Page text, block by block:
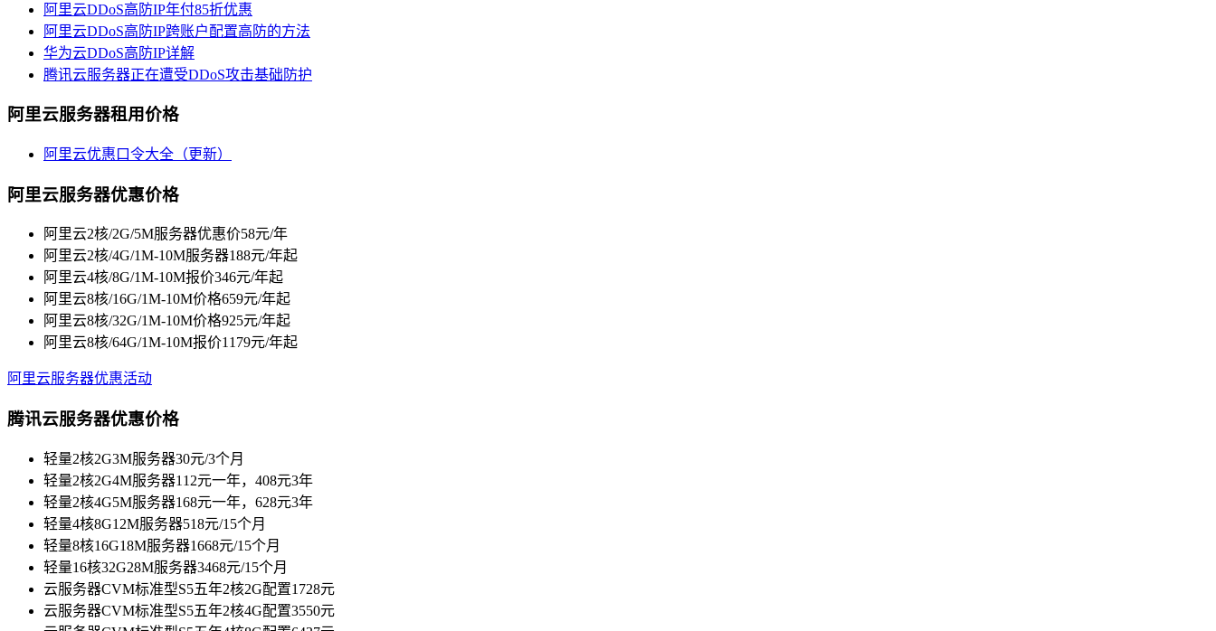
阿里云DDoS高防IP年付85折优惠
阿里云DDoS高防IP跨账户配置高防的方法
华为云DDoS高防IP详解
腾讯云服务器正在遭受DDoS攻击基础防护
阿里云服务器租用价格
阿里云优惠口令大全（更新）
阿里云服务器优惠价格
阿里云2核/2G/5M服务器优惠价58元/年
阿里云2核/4G/1M-10M服务器188元/年起
阿里云4核/8G/1M-10M报价346元/年起
阿里云8核/16G/1M-10M价格659元/年起
阿里云8核/32G/1M-10M价格925元/年起
阿里云8核/64G/1M-10M报价1179元/年起
阿里云服务器优惠活动
腾讯云服务器优惠价格
轻量2核2G3M服务器30元/3个月
轻量2核2G4M服务器112元一年，408元3年
轻量2核4G5M服务器168元一年，628元3年
轻量4核8G12M服务器518元/15个月
轻量8核16G18M服务器1668元/15个月
轻量16核32G28M服务器3468元/15个月
云服务器CVM标准型S5五年2核2G配置1728元
云服务器CVM标准型S5五年2核4G配置3550元